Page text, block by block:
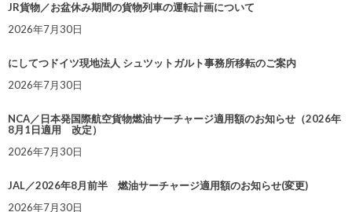
JR貨物／お盆休み期間の貨物列車の運転計画について
2026年7月30日
にしてつドイツ現地法人 シュツットガルト事務所移転のご案内
2026年7月30日
NCA／日本発国際航空貨物燃油サーチャージ適用額のお知らせ（2026年
8月1日適用 改定）
2026年7月30日
JAL／2026年8月前半 燃油サーチャージ適用額のお知らせ(変更)
2026年7月30日